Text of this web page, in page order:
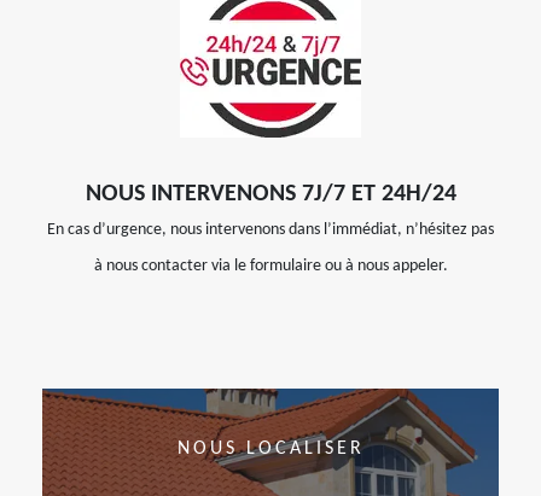
NOUS INTERVENONS 7J/7 ET 24H/24
En cas d’urgence, nous intervenons dans l’immédiat, n’hésitez pas
à nous contacter via le formulaire ou à nous appeler.
NOUS LOCALISER